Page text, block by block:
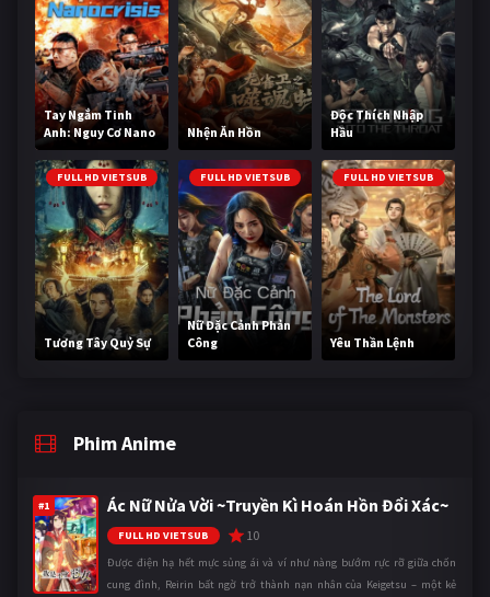
Tay Ngắm Tinh
Anh: Nguy Cơ Nano
Nhện Ăn Hồn
Độc Thích Nhập
Hầu
FULL HD VIETSUB
Tương Tây Quỷ Sự
FULL HD VIETSUB
Nữ Đặc Cảnh Phản
Công
FULL HD VIETSUB
Yêu Thần Lệnh
Phim Anime
#1 Ác Nữ Nửa Vời ~Truyền Kì Hoán Hồn Đổi Xác~
FULL HD VIETSUB 10
Được điện hạ hết mực sủng ái và ví như nàng bướm rực rỡ giữa chốn
cung đình, Reirin bất ngờ trở thành nạn nhân của Keigetsu – một kẻ